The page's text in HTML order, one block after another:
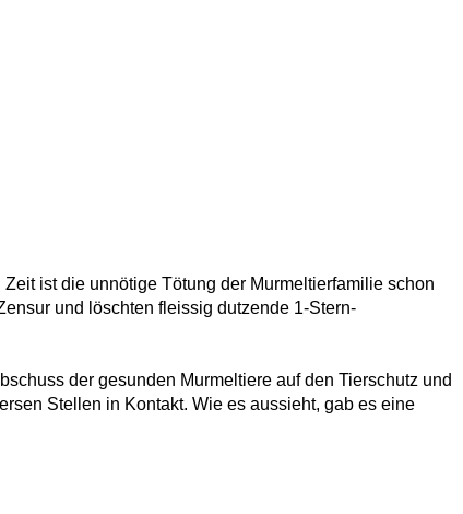
ist die unnötige Tötung der Murmeltierfamilie schon
und löschten fleissig dutzende 1-Stern-
der gesunden Murmeltiere auf den Tierschutz und
Stellen in Kontakt. Wie es aussieht, gab es eine